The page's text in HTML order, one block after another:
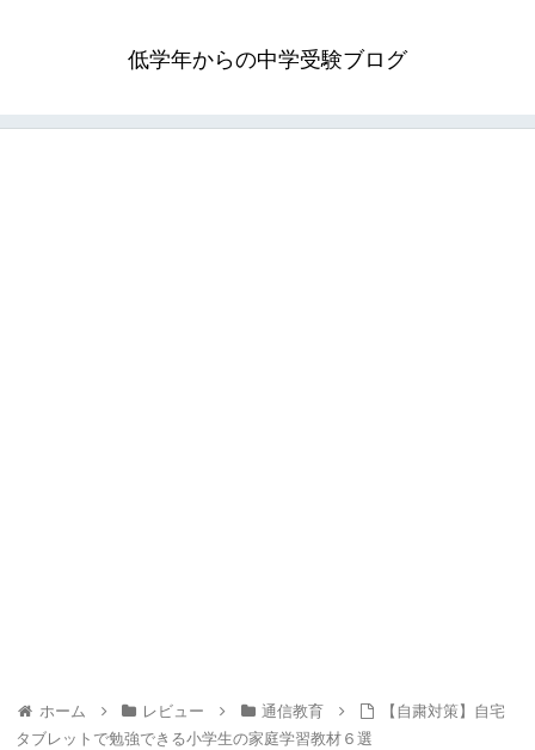
低学年からの中学受験ブログ
ホーム レビュー 通信教育
【自粛対策】自宅
タブレットで勉強できる小学生の家庭学習教材６選